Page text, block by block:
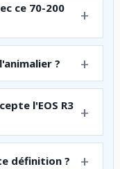
ce 70-200
?
l'EOS R3
définition ?